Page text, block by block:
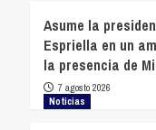
Asume la
Espriella en un
la presencia de
7 agosto 2026
Noticias